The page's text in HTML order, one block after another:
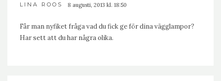
LINA ROOS 8 augusti, 2013 kl. 18:50
Får man nyfiket fråga vad du fick ge för dina vägglampor?
Har sett att du har några olika.